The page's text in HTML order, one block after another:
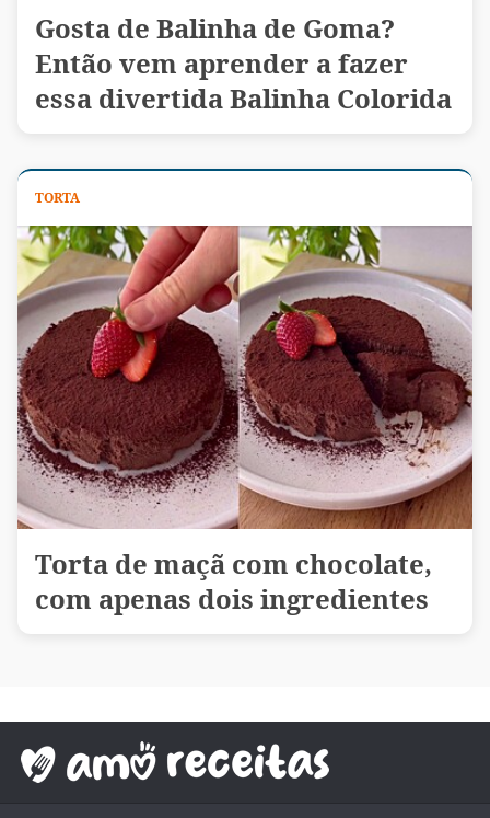
Gosta de Balinha de Goma?
Então vem aprender a fazer
essa divertida Balinha Colorida
TORTA
Torta de maçã com chocolate,
com apenas dois ingredientes